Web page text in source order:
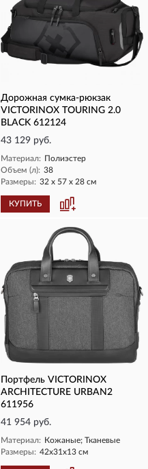
Дорожная сумка-рюкзак
VICTORINOX TOURING 2.0
BLACK 612124
43 129 руб.
Материал: Полиэстер
Объем (л): 38
Размеры: 32 х 57 х 28 см
КУПИТЬ
Портфель VICTORINOX
ARCHITECTURE URBAN2
611956
41 954 руб.
Материал: Кожаные; Тканевые
Размеры: 42x31х13 см